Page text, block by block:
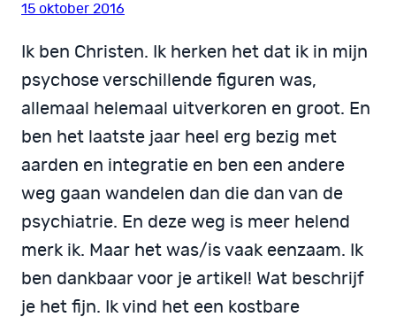
15 oktober 2016
Ik ben Christen. Ik herken het dat ik in mijn
psychose verschillende figuren was,
allemaal helemaal uitverkoren en groot. En
ben het laatste jaar heel erg bezig met
aarden en integratie en ben een andere
weg gaan wandelen dan die dan van de
psychiatrie. En deze weg is meer helend
merk ik. Maar het was/is vaak eenzaam. Ik
ben dankbaar voor je artikel! Wat beschrijf
je het fijn. Ik vind het een kostbare